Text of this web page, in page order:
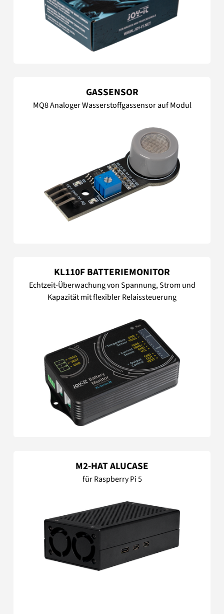
GASSENSOR
MQ8 Analoger Wasserstoffgassensor auf Modul
KL110F BATTERIEMONITOR
Echtzeit-Überwachung von Spannung, Strom und
Kapazität mit flexibler Relaissteuerung
M2-HAT ALUCASE
für Raspberry Pi 5